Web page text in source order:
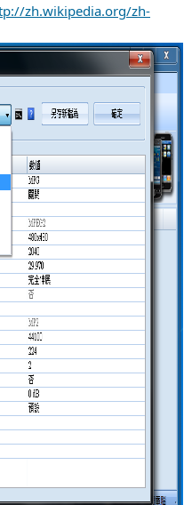
zh.wikipedia.org/zh-